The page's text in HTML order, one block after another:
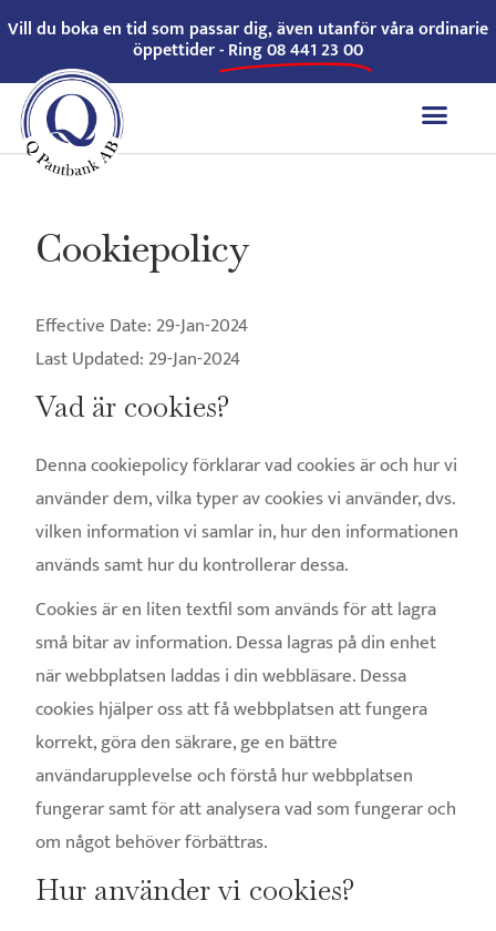
Vill du boka en tid som passar dig, även utanför våra ordinarie
öppettider -Ring 08 441 23 00
Cookiepolicy
Effective Date: 29-Jan-2024
Last Updated: 29-Jan-2024
Vad är cookies?
Denna cookiepolicy förklarar vad cookies är och hur vi
använder dem, vilka typer av cookies vi använder, dvs.
vilken information vi samlar in, hur den informationen
används samt hur du kontrollerar dessa.
Cookies är en liten textfil som används för att lagra
små bitar av information. Dessa lagras på din enhet
när webbplatsen laddas i din webbläsare. Dessa
cookies hjälper oss att få webbplatsen att fungera
korrekt, göra den säkrare, ge en bättre
användarupplevelse och förstå hur webbplatsen
fungerar samt för att analysera vad som fungerar och
om något behöver förbättras.
Hur använder vi cookies?